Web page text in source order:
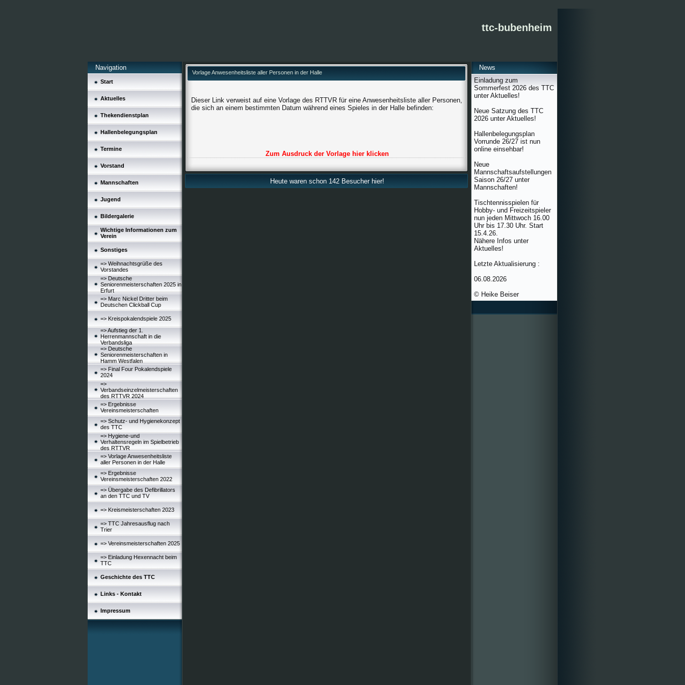
ttc-bubenheim
Navigation
Start
Aktuelles
Thekendienstplan
Hallenbelegungsplan
Termine
Vorstand
Mannschaften
Jugend
Bildergalerie
Wichtige Informationen zum
Verein
Sonstiges
=> Weihnachtsgrüße des
Vorstandes
=> Deutsche
Seniorenmeisterschaften 2025 in
Erfurt
=> Marc Nickel Dritter beim
Deutschen Clickball Cup
=> Kreispokalendspiele 2025
=> Aufstieg der 1.
Herrenmannschaft in die
Verbandsliga
=> Deutsche
Seniorenmeisterschaften in
Hamm Westfalen
=> Final Four Pokalendspiele
2024
=>
Verbandseinzelmeisterschaften
des RTTVR 2024
=> Ergebnisse
Vereinsmeisterschaften
=> Schutz- und Hygienekonzept
des TTC
=> Hygiene-und
Verhaltensregeln im Spielbetrieb
des RTTVR
=> Vorlage Anwesenheitsliste
aller Personen in der Halle
=> Ergebnisse
Vereinsmeisterschaften 2022
=> Übergabe des Defibrillators
an den TTC und TV
=> Kreismeisterschaften 2023
=> TTC Jahresausflug nach
Trier
=> Vereinsmeisterschaften 2025
=> Einladung Hexennacht beim
TTC
Geschichte des TTC
Links - Kontakt
Impressum
Vorlage Anwesenheitsliste aller Personen in der Halle
Dieser Link verweist auf eine Vorlage des RTTVR für eine Anwesenheitsliste aller Personen,
die sich an einem bestimmten Datum während eines Spieles in der Halle befinden:
Zum Ausdruck der Vorlage hier klicken
Heute waren schon 142 Besucher hier!
News
Einladung zum
Sommerfest 2026 des TTC
unter Aktuelles!
Neue Satzung des TTC
2026 unter Aktuelles!
Hallenbelegungsplan
Vorrunde 26/27 ist nun
online einsehbar!
Neue
Mannschaftsaufstellungen
Saison 26/27 unter
Mannschaften!
Tischtennisspielen für
Hobby- und Freizeitspieler
nun jeden Mittwoch 16.00
Uhr bis 17.30 Uhr. Start
15.4.26.
Nähere Infos unter
Aktuelles!
Letzte Aktualisierung :
06.08.2026
© Heike Beiser